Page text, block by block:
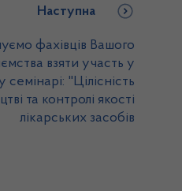
Наступна
фахівців Вашого
взяти участь у
семінарі: "Цілісність
та контролі якості
лікарських засобів